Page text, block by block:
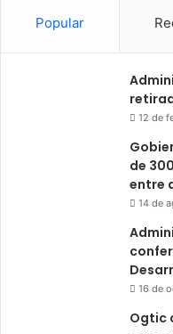
Popular
12 de
de
entre
14 de
16 de
Ogtic